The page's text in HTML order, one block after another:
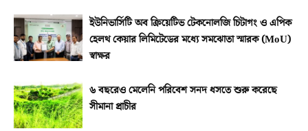
ইউনিভার্সিটি অব ক্রিয়েটিভ টেকনোলজি চিটাগং ও এপিক
হেলথ কেয়ার লিমিটেডের মধ্যে সমঝোতা স্মারক (MoU)
স্বাক্ষর
৬ বছরেও মেলেনি পরিবেশ সনদ ধসতে শুরু করেছে
সীমানা প্রাচীর